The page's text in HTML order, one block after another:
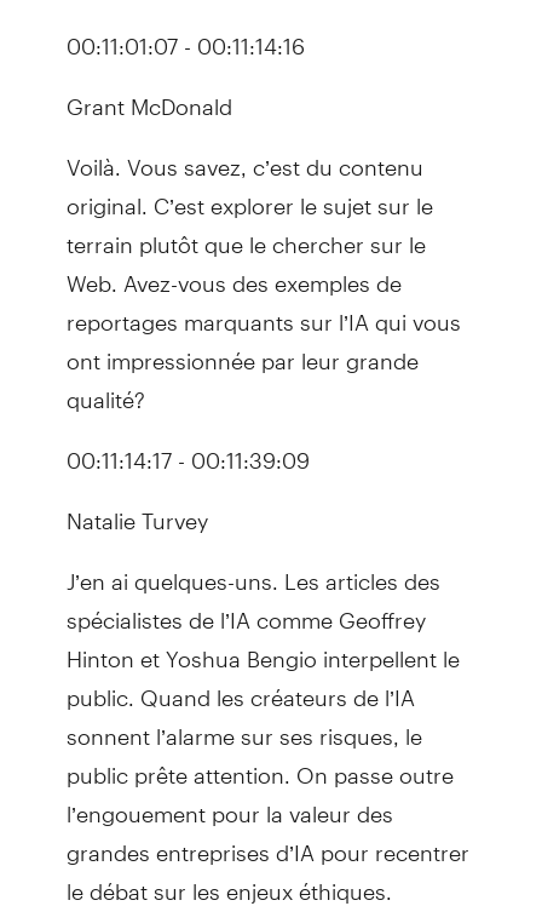
00:11:01:07 - 00:11:14:16
Grant McDonald
Voilà. Vous savez, c’est du contenu
original. C’est explorer le sujet sur le
terrain plutôt que le chercher sur le
Web. Avez-vous des exemples de
reportages marquants sur l’IA qui vous
ont impressionnée par leur grande
qualité?
00:11:14:17 - 00:11:39:09
Natalie Turvey
J’en ai quelques-uns. Les articles des
spécialistes de l’IA comme Geoffrey
Hinton et Yoshua Bengio interpellent le
public. Quand les créateurs de l’IA
sonnent l’alarme sur ses risques, le
public prête attention. On passe outre
l’engouement pour la valeur des
grandes entreprises d’IA pour recentrer
le débat sur les enjeux éthiques.